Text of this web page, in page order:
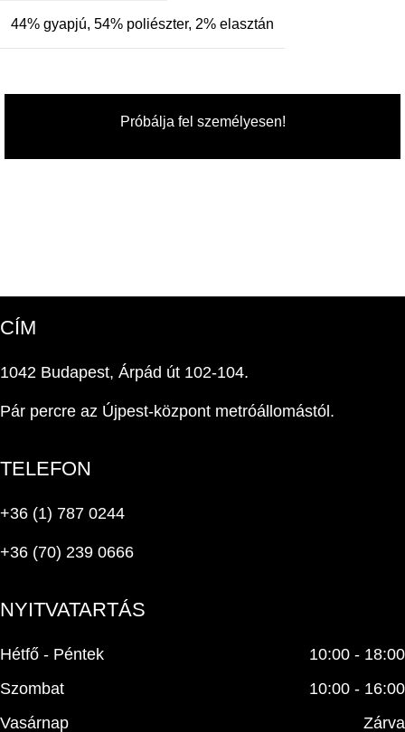
44% gyapjú, 54% poliészter, 2% elasztán
Próbálja fel személyesen!
CÍM
1042 Budapest, Árpád út 102-104.
Pár percre az Újpest-központ metróállomástól.
TELEFON
+36 (1) 787 0244
+36 (70) 239 0666
NYITVATARTÁS
Hétfő - Péntek
10:00 - 18:00
Szombat
10:00 - 16:00
Vasárnap
Zárva